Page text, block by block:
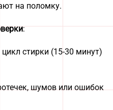
на поломку.
:
стирки (15-30 минут)
шумов или ошибок